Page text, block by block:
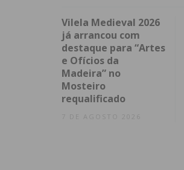
Vilela Medieval 2026
já arrancou com
destaque para “Artes
e Ofícios da
Madeira” no
Mosteiro
requalificado
7 DE AGOSTO 2026